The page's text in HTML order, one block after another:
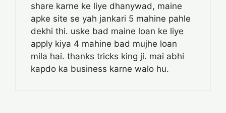
share karne ke liye dhanywad, maine
apke site se yah jankari 5 mahine pahle
dekhi thi. uske bad maine loan ke liye
apply kiya 4 mahine bad mujhe loan
mila hai. thanks tricks king ji. mai abhi
kapdo ka business karne walo hu.